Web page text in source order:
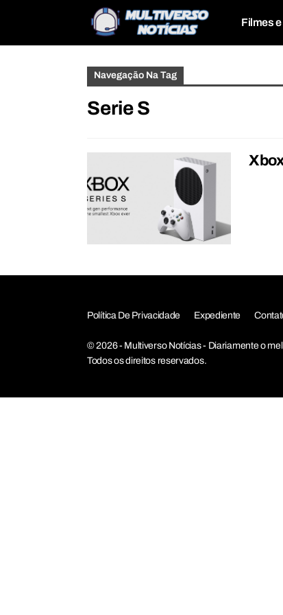
Filmes
Navegação Na Tag
Serie S
Política De Privacidade Expediente
© 2026 - Multiverso Notícias - Diariamente o
Todos os direitos reservados.